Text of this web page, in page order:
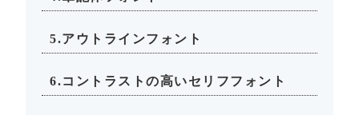
5.アウトラインフォント
6.コントラストの高いセリフフォント